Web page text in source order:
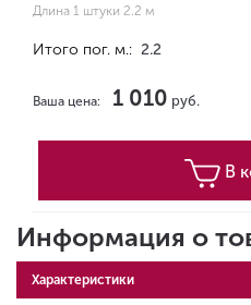
Длина 1 штуки 2.2 м
Итого пог. м.: 2.2
Ваша цена: 1 010 руб.
В
Информация о
Характеристики